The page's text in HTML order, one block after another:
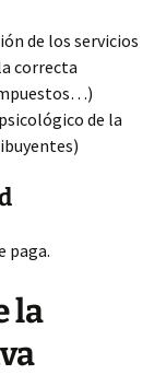
de los servicios
correcta
de la
paga.
la